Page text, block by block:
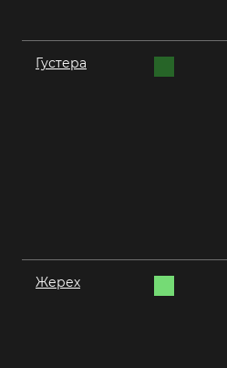
Густера
Жерех